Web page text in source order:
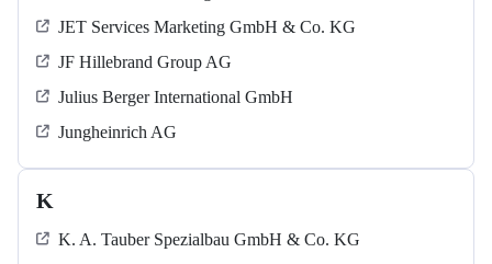
JET Services Marketing GmbH & Co. KG
JF Hillebrand Group AG
Julius Berger International GmbH
Jungheinrich AG
K
K. A. Tauber Spezialbau GmbH & Co. KG